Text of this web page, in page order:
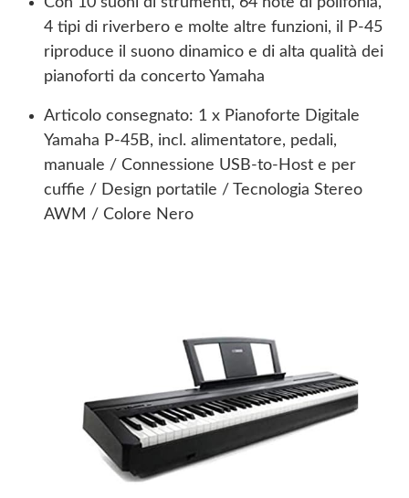
4 tipi di riverbero e molte altre funzioni, il P-45
riproduce il suono dinamico e di alta qualità dei
pianoforti da concerto Yamaha
Articolo consegnato: 1 x Pianoforte Digitale
Yamaha P-45B, incl. alimentatore, pedali,
manuale / Connessione USB-to-Host e per
cuffie / Design portatile / Tecnologia Stereo
AWM / Colore Nero